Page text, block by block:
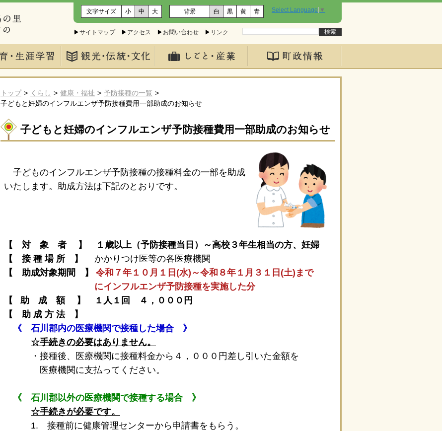
文字サイズ 小 中 大 背景 白 黒 黄 青 Select Language ▼
▶サイトマップ▶ アクセス ▶ お問い合わせ ▶ リンク
トップ くらし 健康・福祉
予防接種の一覧
子どもと妊婦のインフルエンザ予防接種費用一部助成のお知らせ
子どもと妊婦のインフルエンザ予防接種費用一部助成のお知らせ
子どものインフルエンザ予防接種の接種料金の一部を助成
いたします。助成方法は下記のとおりです。
【 対 象 者 】 １歳以上（予防接種当日）～高校３年生相当の方、妊婦
【 接 種 場 所 】
かかりつけ医等の各医療機関
【 助成対象期間 】 令和７年１０月１日(水)～令和８年１月３１日(土)まで
にインフルエンザ予防接種を実施した分
【 助 成 額 】 １人１回 ４，０００円
【 助 成 方 法 】
《 石川郡内の医療機関で接種した場合 》
☆手続きの必要はありません。
・接種後、医療機関に接種料金から４，０００円差し引いた金額を
医療機関に支払ってください。
《 石川郡以外の医療機関で接種する場合 》
☆手続きが必要です。
1. 接種前に健康管理センターから申請書をもらう。